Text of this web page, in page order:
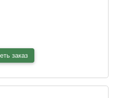
заказ